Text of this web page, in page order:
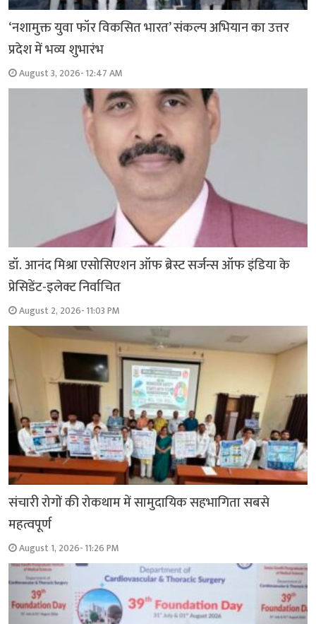
‘नशामुक्त युवा फॉर विकसित भारत’ संकल्प अभियान का उत्तर
प्रदेश में भव्य शुभारंभ
August 3, 2026- 12:47 AM
डॉ. आनंद मिश्रा एसोसिएशन ऑफ ब्रेस्ट सर्जन्स ऑफ इंडिया के
प्रेसिडेंट-इलेक्ट निर्वाचित
August 2, 2026- 11:03 PM
संचारी रोगों की रोकथाम में सामुदायिक सहभागिता सबसे
महत्वपूर्ण
August 1, 2026- 11:26 PM